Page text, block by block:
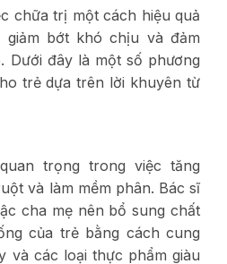
chữa trị một cách hiệu quả
bớt khó chịu và đảm
Dưới đây là một số phương
trẻ dựa trên lời khuyên từ
trọng trong việc tăng
và làm mềm phân. Bác sĩ
cha mẹ nên bổ sung chất
của trẻ bằng cách cung
và các loại thực phẩm giàu